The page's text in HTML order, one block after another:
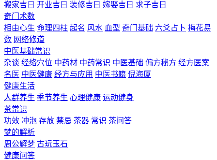
搬家吉日 开业吉日 装修吉日 嫁娶吉日 求子吉日
奇门术数
相由心生 命理四柱 起名 风水 血型 奇门基础 六爻占卜 梅花易
数 网络修道
中医基础常识
杂谈 经络穴位 中药材 中药常识 中医基础 偏方秘方 经方医案
名医 中医健康 经方与应用 中医书籍 倪海厦
健康生活
人群养生 季节养生 心理健康 运动健身
茶常识
功效 冲泡 存放 禁忌 茶器 常识 茶问答
梦的解析
周公解梦 古玩玉石
健康问答